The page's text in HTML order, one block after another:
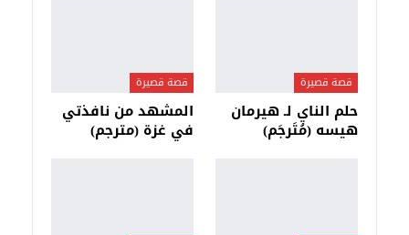
قصة قصيرة
حلم الناي لـ هيرمان
هيسه (مُتَرجَم)
قصة قصيرة
المشهد من نافذتي
في غزة (مترجم)